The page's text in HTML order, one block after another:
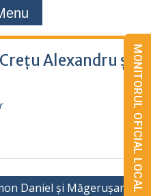
Alexandru și
Daniel și Măgerușan
MONITORUL OFICIAL LOCAL